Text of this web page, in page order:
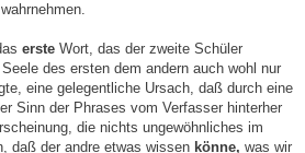
erste Wort, das der zweite Schüler
des ersten dem andern auch wohl nur
eine gelegentliche Ursach, daß durch eine
Sinn der Phrases vom Verfasser hinterher
die nichts ungewöhnliches im
daß der andre etwas wissen könne, was wir